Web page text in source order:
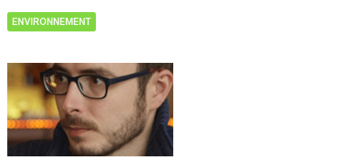
ENVIRONNEMENT